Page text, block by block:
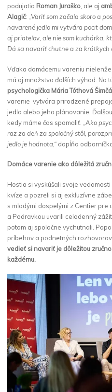
podujatia Roman Juraško , ale aj
Alagič: „ Variť som začala skoro a
navarené jedlo mi vytvára pocit
aj priateľov, ale nie som kuchárka,
Dá sa navariť chutne a za krátkych
Vďaka domácemu vareniu
má aj množstvo ďalších výhod. Na
psychologička Mária Tóthová
varenie vytvára prirodzené
jedla alebo jeho plánovanie.
kedy máme čas spomaliť. „ Ako
raz za deň za spoločný stôl,
jedlo je hodnota,“ dopĺňa
Domáce varenie ako dôležitá
Hostia si vyskúšali svoje
kvíze a pozreli si aj exkluzívne
s mladými dospelými z Centier pre
a Podravkou uvarili celodenný
potom aj spoločne vychutnali.
príbehov a podnetných
vedieť si navariť je dôležitou
každému.